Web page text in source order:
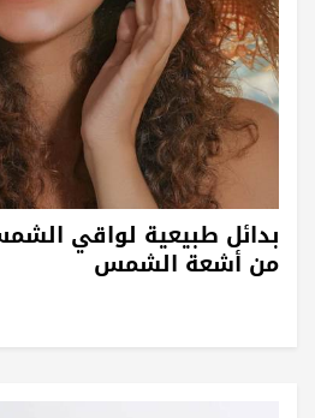
بدائل طبيعية لواقي
من أشعة الشمس